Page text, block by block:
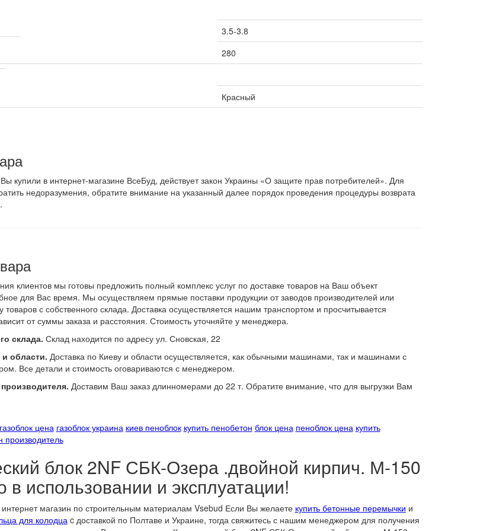
3.5-3.8
280
Красный
купили в интернет-магазине ВсеБуд, действует закон Украины «О защите прав потребителей». Для
недоразумения, обратите внимание на указанный далее порядок проведения процедуры возврата
клиентов мы готовы предложить полный комплекс услуг по доставке товаров на Ваш объект
для Вас время. Мы осуществляем прямые поставки продукции от заводов производителей или
товаров с собственного склада. Доставка осуществляется нашим транспортом и просчитывается
от суммы заказа и расстояния. Стоимость уточняйте у менеджера.
склада. Склад находится по адресу ул. Сновская, 22
области. Доставка по Киеву и области осуществляется, как обычными машинами, так и машинами с
Все детали и стоимость оговариваются с менеджером.
Доставим Ваш заказ длинномерами до 22 т. Обратите внимание, что для выгрузки Вам
газоблок цена газоблок украина киев пеноблок купить пенобетон блок цена пеноблок цена купить
производитель
блок 2NF СБК-Озера .двойной кирпич. М-150
в использовании и эксплуатации!
магазин по строительным материалам Vsebud Если Вы желаете купить бетонные перемычки и
для колодцаc доставкой по Полтаве и Украине, тогда свяжитесь с нашим менеджером для получения